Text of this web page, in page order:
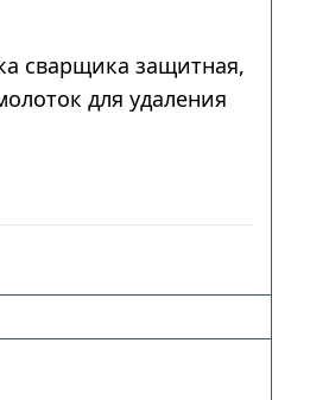
сварщика защитная,
для удаления